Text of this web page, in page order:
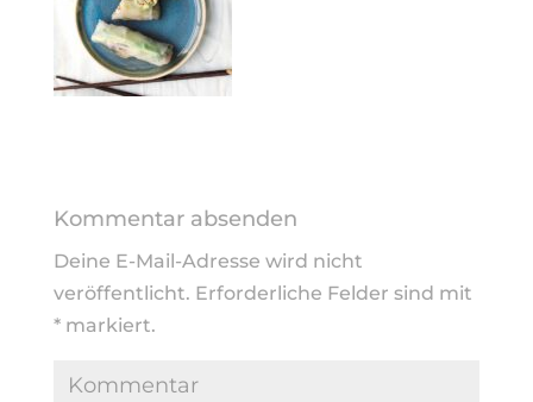
Kommentar absenden
Deine E-Mail-Adresse wird nicht
veröffentlicht. Erforderliche Felder sind mit
*markiert.